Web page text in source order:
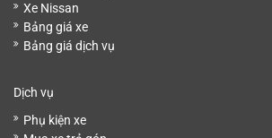
Xe Nissan
Bảng giá xe
Bảng giá dịch vụ
Dịch vụ
Phụ kiện xe